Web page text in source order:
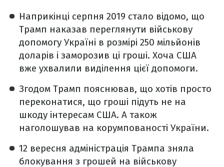
Наприкінці серпня 2019 стало відомо, що
Трамп наказав переглянути військову
допомогу Україні в розмірі 250 мільйонів
доларів і заморозив ці гроші. Хоча США
вже ухвалили виділення цієї допомоги.
Згодом Трамп пояснював, що хотів просто
переконатися, що гроші підуть не на
шкоду інтересам США. А також
наголошував на корумпованості України.
12 вересня адміністрація Трампа зняла
блокування з грошей на військову